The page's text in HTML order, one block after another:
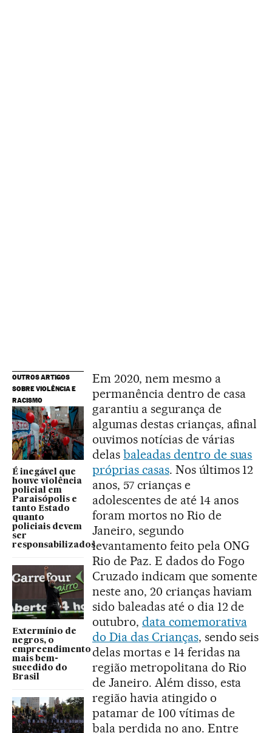
OUTROS ARTIGOS
SOBRE VIOLÊNCIA E
RACISMO
É inegável que
houve violência
policial em
Paraisópolis e
tanto Estado
quanto
policiais devem
ser
responsabilizados
Extermínio de
negros, o
empreendimento
mais bem-
sucedido do
Brasil
Em 2020, nem mesmo a
permanência dentro de casa
garantiu a segurança de
algumas destas crianças, afinal
ouvimos notícias de várias
delas baleadas dentro de suas
próprias casas. Nos últimos 12
anos, 57 crianças e
adolescentes de até 14 anos
foram mortos no Rio de
Janeiro, segundo
levantamento feito pela ONG
Rio de Paz. E dados do Fogo
Cruzado indicam que somente
neste ano, 20 crianças haviam
sido baleadas até o dia 12 de
outubro, data comemorativa
do Dia das Crianças, sendo seis
delas mortas e 14 feridas na
região metropolitana do Rio
de Janeiro. Além disso, esta
região havia atingido o
patamar de 100 vítimas de
bala perdida no ano. Entre